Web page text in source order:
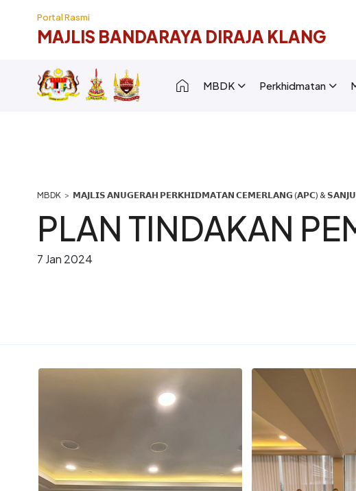
Portal Rasmi
MAJLIS BANDARAYA DIRAJA KLANG
Main navigation [New
MBDK Perkhidmatan
Breadcrumb
𝗠𝗔𝗝𝗟𝗜𝗦 𝗔𝗡𝗨𝗚𝗘𝗥𝗔𝗛 𝗣𝗘𝗥𝗞𝗛𝗜𝗗𝗠𝗔𝗧𝗔𝗡 𝗖𝗘𝗠𝗘𝗥𝗟𝗔𝗡𝗚 (𝗔𝗣𝗖) &
PLAN TINDAKAN
7 Jan 2024